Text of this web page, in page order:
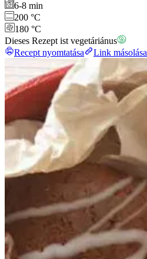
6-8 min
200 °C
180 °C
Dieses Rezept ist vegetáriánus
Recept nyomtatása
Link másolása